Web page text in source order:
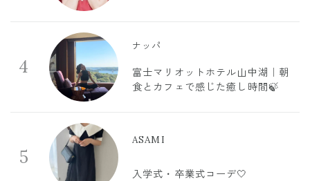
4
ナッパ
富士マリオットホテル山中湖｜朝
食とカフェで感じた癒し時間🍃
5
ASAMI
入学式・卒業式コーデ🤍